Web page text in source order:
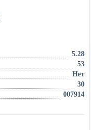
5.28
53
Нет
30
007914